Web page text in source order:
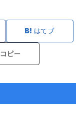
はてブ
コピー